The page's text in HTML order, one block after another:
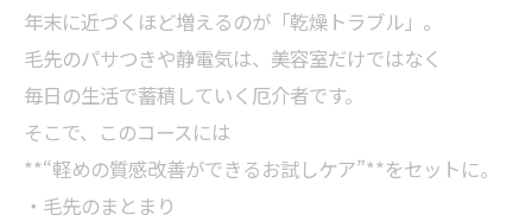
年末に近づくほど増えるのが「乾燥トラブル」。
毛先のパサつきや静電気は、美容室だけではなく
毎日の生活で蓄積していく厄介者です。
そこで、このコースには
**“軽めの質感改善ができるお試しケア”**をセットに。
・毛先のまとまり